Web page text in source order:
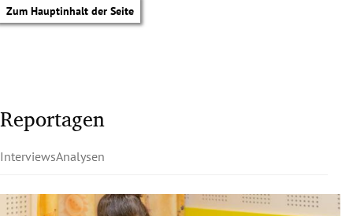
Zum Hauptinhalt der Seite
Reportagen
InterviewsAnalysen